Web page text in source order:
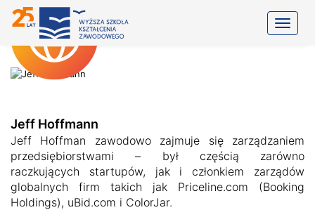
Jeff Hoffmann
Jeff Hoffman zawodowo zajmuje się zarządzaniem
przedsiębiorstwami – był częścią zarówno
raczkujących startupów, jak i członkiem zarządów
globalnych firm takich jak Priceline.com (Booking
Holdings), uBid.com i ColorJar.